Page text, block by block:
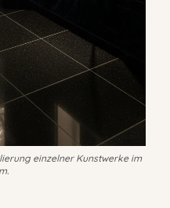
einzelner Kunstwerke im